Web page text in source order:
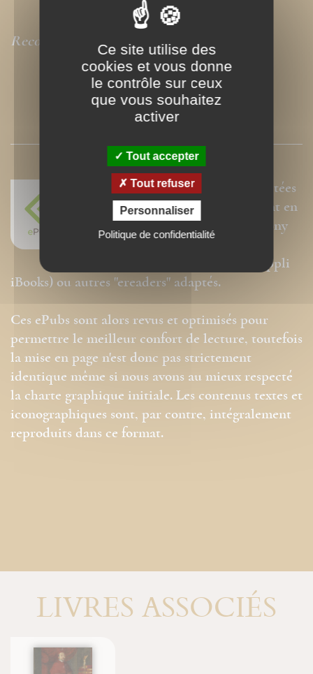
Recommandé par La Vie
PRESSE
Nos ePubs sont des versions adaptées
aux liseuses électroniques prenant en
charge le format ePub de type Sony
Reader, Kobo, Booken Cybook,
Kindle, Ipad ou Iphone (avec l'appli
iBooks) ou autres "ereaders" adaptés.
Ces ePubs sont alors revus et optimisés pour
permettre le meilleur confort de lecture, toutefois
la mise en page n'est donc pas strictement
identique même si nous avons au mieux respecté
la charte graphique initiale. Les contenus textes et
iconographiques sont, par contre, intégralement
reproduits dans ce format.
LIVRES ASSOCIÉS
Ce site utilise des
cookies et vous donne
le contrôle sur ceux
que vous souhaitez
activer
Tout accepter
Tout refuser
Personnaliser
Politique de confidentialité